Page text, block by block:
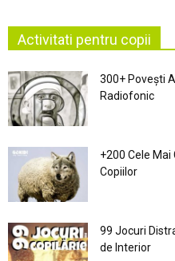
Activitati pentru copii
300+ Povești
Radiofonic
+200 Cele Mai
Copiilor
99 Jocuri
de Interior